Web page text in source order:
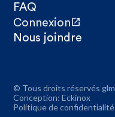
FAQ
Connexionopen_in_new
Nous joindre
© Tous droits réservés glm
Conception:Eckinox
Politique de confidentialité